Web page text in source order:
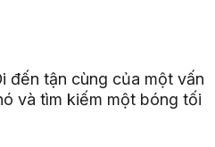
đến tận cùng của một vấn
và tìm kiếm một bóng tối